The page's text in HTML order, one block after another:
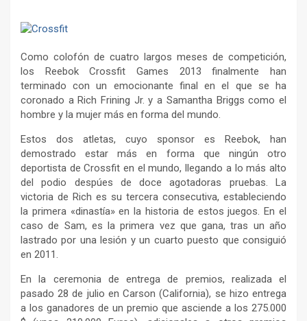
Como colofón de cuatro largos meses de competición,
los Reebok Crossfit Games 2013 finalmente han
terminado con un emocionante final en el que se ha
coronado a Rich Frining Jr. y a Samantha Briggs como el
hombre y la mujer más en forma del mundo.
Estos dos atletas, cuyo sponsor es Reebok, han
demostrado estar más en forma que ningún otro
deportista de Crossfit en el mundo, llegando a lo más alto
del podio despúes de doce agotadoras pruebas. La
victoria de Rich es su tercera consecutiva, estableciendo
la primera «dinastía» en la historia de estos juegos. En el
caso de Sam, es la primera vez que gana, tras un año
lastrado por una lesión y un cuarto puesto que consiguió
en 2011.
En la ceremonia de entrega de premios, realizada el
pasado 28 de julio en Carson (California), se hizo entrega
a los ganadores de un premio que asciende a los 275.000